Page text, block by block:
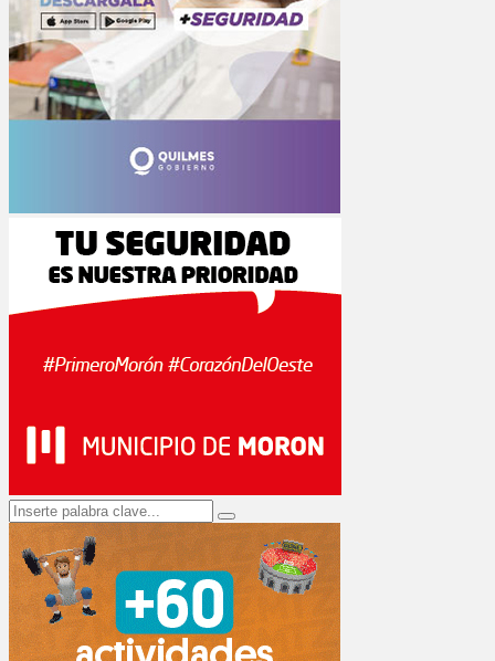
Search
for:
Search